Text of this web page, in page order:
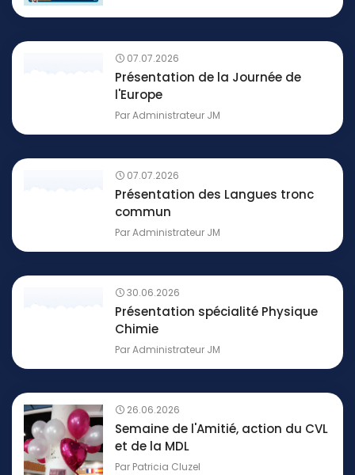
07.07.2026
Présentation de la Journée de
l'Europe
ParAdministrateur JM
07.07.2026
Présentation des Langues tronc
commun
ParAdministrateur JM
30.06.2026
Présentation spécialité Physique
Chimie
ParAdministrateur JM
26.06.2026
Semaine de l'Amitié, action du CVL
et de la MDL
Par Patricia Cluzel